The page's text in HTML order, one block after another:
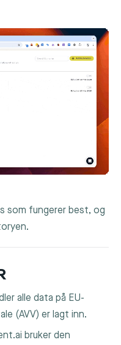
som fungerer best, og
alle data på EU-
(AVV) er lagt inn.
bruker den